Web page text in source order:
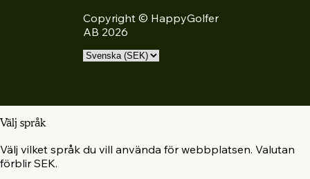
Copyright © HappyGolfer
AB 2026
Välj språk
Välj vilket språk du vill använda för webbplatsen. Valutan
förblir SEK.